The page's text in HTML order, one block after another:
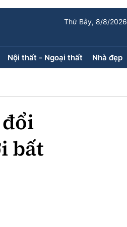
Thứ Bảy, 8/8/2026
Nội thất - Ngoại thất Nhà đẹp
án
bất